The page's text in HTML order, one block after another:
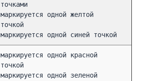
точками
маркируется одной желтой
точкой
маркируется одной синей точкой
маркируется одной красной
точкой
маркируется одной зеленой